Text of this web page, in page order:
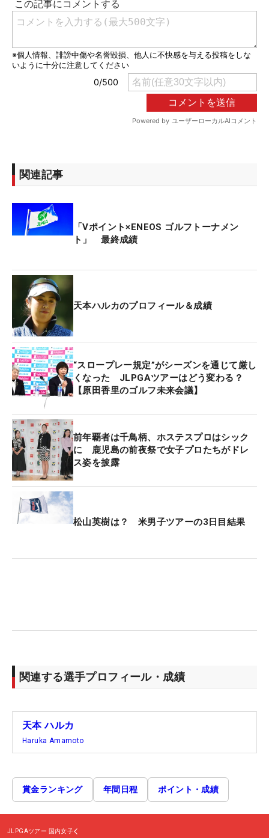
関連記事
「Vポイント×ENEOS ゴルフトーナメン
ト」 最終成績
天本ハルカのプロフィール＆成績
“スロープレー規定”がシーズンを通じて厳し
くなった JLPGAツアーはどう変わる？
【原田香里のゴルフ未来会議】
前年覇者は千鳥柄、ホステスプロはシック
に 鹿児島の前夜祭で女子プロたちがドレ
ス姿を披露
松山英樹は？ 米男子ツアーの3日目結果
関連する選手プロフィール・成績
天本 ハルカ
Haruka Amamoto
賞金ランキング 年間日程 ポイント・成績
JLPGAツアー 国内女子